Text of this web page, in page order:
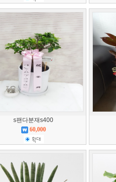
s팬다분재s400
60,000